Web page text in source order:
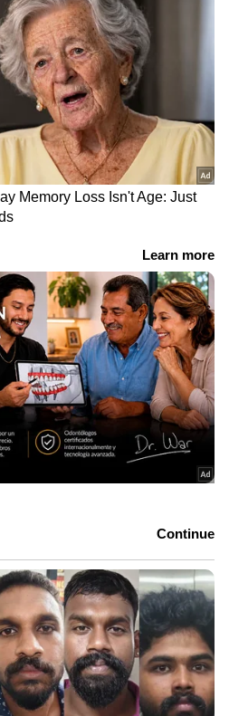
Health
and Recipesതുടങ്ങി
സഹായിക്കുന്ന
— നിങ്ങളുടെ
മനോഹരമാക്കാൻ